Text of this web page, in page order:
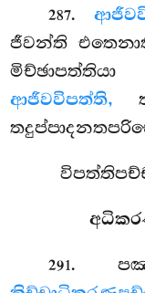
287.
ජීවන්ති
ආජීවවිපත්ති,
291.